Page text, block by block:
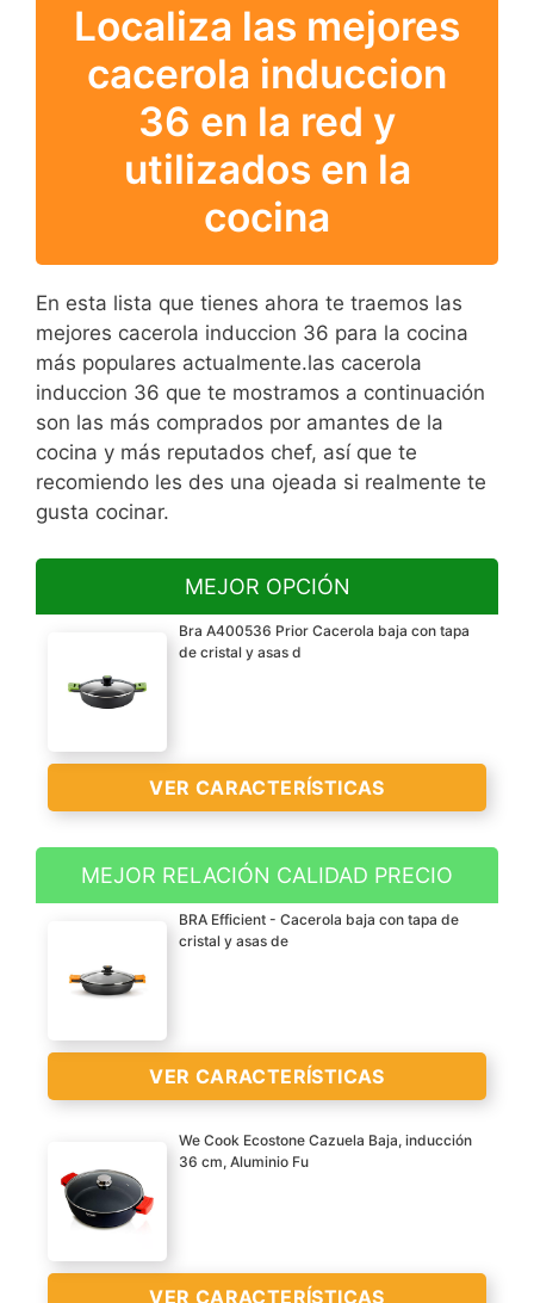
Localiza las mejores
cacerola induccion
36 en la red y
utilizados en la
cocina
En esta lista que tienes ahora te traemos las
mejores cacerola induccion 36 para la cocina
más populares actualmente.las cacerola
induccion 36 que te mostramos a continuación
son las más comprados por amantes de la
cocina y más reputados chef, así que te
recomiendo les des una ojeada si realmente te
gusta cocinar.
MEJOR OPCIÓN
Bra A400536 Prior Cacerola baja con tapa
de cristal y asas d
VER CARACTERÍSTICAS
Aluminio fundido
Apta para todo tipo de
cocinas, incluido
inducción
máxima calidad tricapa
Fondo difusor uniforme de
máxima eficiencia (Save
energy system)
VER
CARACTERÍSTICAS
>
MEJOR RELACIÓN CALIDAD PRECIO
BRA Efficient - Cacerola baja con tapa de
cristal y asas de
VER CARACTERÍSTICAS
Aluminio fundido
Apta para todo tipo de
We Cook Ecostone Cazuela Baja, inducción
36 cm, Aluminio Fu
VER CARACTERÍSTICAS